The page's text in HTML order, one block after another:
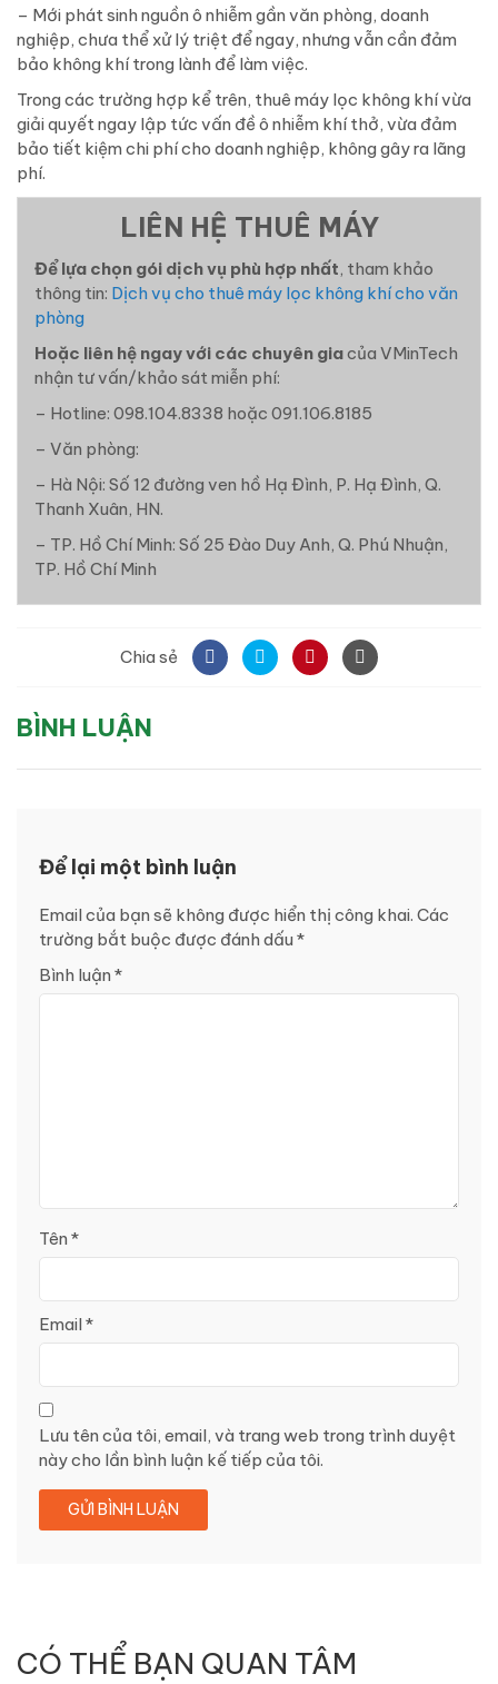
– Mới phát sinh nguồn ô nhiễm gần văn phòng, doanh
nghiệp, chưa thể xử lý triệt để ngay, nhưng vẫn cần đảm
bảo không khí trong lành để làm việc.
Trong các trường hợp kể trên, thuê máy lọc không khí vừa
giải quyết ngay lập tức vấn đề ô nhiễm khí thở, vừa đảm
bảo tiết kiệm chi phí cho doanh nghiệp, không gây ra lãng
phí.
LIÊN HỆ THUÊ MÁY
Để lựa chọn gói dịch vụ phù hợp nhất, tham khảo
thông tin: Dịch vụ cho thuê máy lọc không khí cho văn
phòng
Hoặc liên hệ ngay với các chuyên giacủa VMinTech
nhận tư vấn/khảo sát miễn phí:
– Hotline: 098.104.8338 hoặc 091.106.8185
– Văn phòng:
– Hà Nội: Số 12 đường ven hồ Hạ Đình, P. Hạ Đình, Q.
Thanh Xuân, HN.
– TP. Hồ Chí Minh: Số 25 Đào Duy Anh, Q. Phú Nhuận,
TP. Hồ Chí Minh
Chia sẻ
BÌNH LUẬN
Để lại một bình luận
Email của bạn sẽ không được hiển thị công khai. Các
trường bắt buộc được đánh dấu *
Bình luận *
Tên *
Email*
Lưu tên của tôi, email, và trang web trong trình duyệt
này cho lần bình luận kế tiếp của tôi.
CÓ THỂ BẠN QUAN TÂM